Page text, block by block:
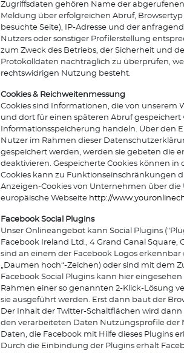
Zugriffsdaten gehören Name der
Meldung über erfolgreichen Abruf, Browsertyp
besuchte Seite), IP-Adresse und der
Nutzers oder sonstiger Profilerstellung
zum Zweck des Betriebs, der Sicherheit und
Protokolldaten nachträglich zu überprüfen,
rechtswidrigen Nutzung besteht.
Cookies & Reichweitenmessung
Cookies sind Informationen, die von unserem
und dort für einen späteren Abruf gespeichert
Informationsspeicherung handeln. Über den
Nutzer im Rahmen dieser
gespeichert werden, werden sie gebeten die
deaktivieren. Gespeicherte Cookies können in
Cookies kann zu Funktionseinschränkungen
Anzeigen-Cookies von Unternehmen über die
europäische Webseite http://
Facebook Social Plugins
Unser Onlineangebot kann Social Plugins
Facebook Ireland Ltd., 4 Grand Canal
sind an einem der Facebook Logos erkennbar
„Daumen hoch“-Zeichen) oder sind mit dem
Facebook Social Plugins kann hier eingesehen
Rahmen einer so genannten 2-Klick-Lösung
sie ausgeführt werden. Erst dann baut der
Der Inhalt der Twitter-Schaltflächen wird
den verarbeiteten Daten Nutzungsprofile der
Daten, die Facebook mit Hilfe dieses Plugins
Durch die Einbindung der Plugins erhält